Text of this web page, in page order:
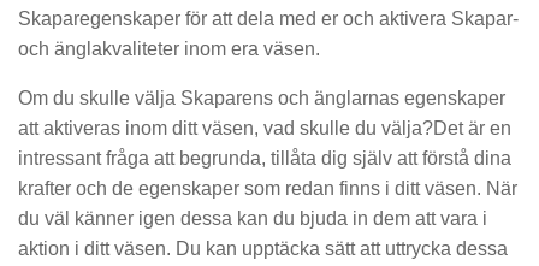
Skaparegenskaper för att dela med er och aktivera Skapar-
och änglakvaliteter inom era väsen.
Om du skulle välja Skaparens och änglarnas egenskaper
att aktiveras inom ditt väsen, vad skulle du välja?Det är en
intressant fråga att begrunda, tillåta dig själv att förstå dina
krafter och de egenskaper som redan finns i ditt väsen. När
du väl känner igen dessa kan du bjuda in dem att vara i
aktion i ditt väsen. Du kan upptäcka sätt att uttrycka dessa